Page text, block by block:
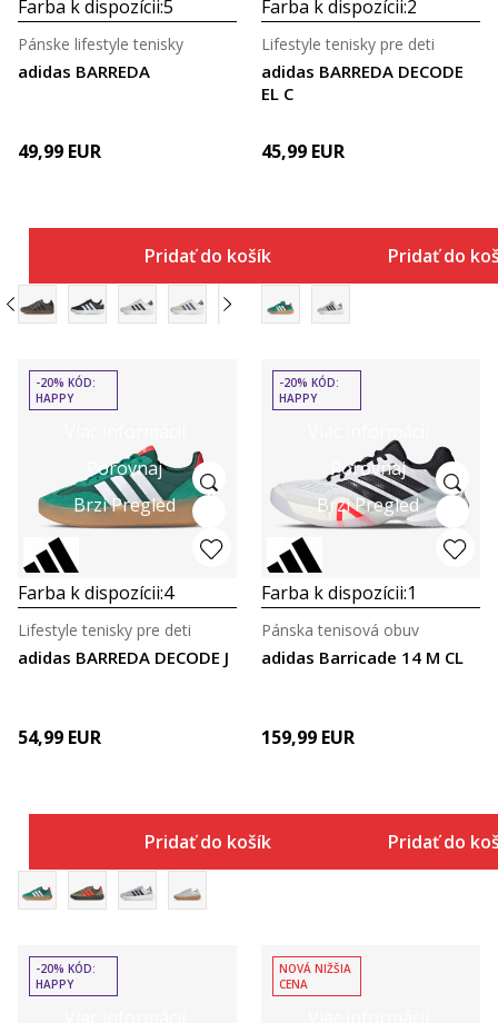
Farba k dispozícii:5
adidas BARREDA
Pánske lifestyle tenisky
49,99 EUR
Pridať do košíka
Farba k dispozícii:2
adidas BARREDA DECODE
EL C
Lifestyle tenisky pre deti
45,99 EUR
Pridať do
Porovnaj
Brzi Pregled
-20% KÓD:
HAPPY
Farba k dispozícii:4
adidas BARREDA DECODE J
Lifestyle tenisky pre deti
54,99 EUR
Pridať do košíka
Porovnaj
Brzi Pregled
-20% KÓD:
HAPPY
Farba k dispozícii:1
adidas Barricade 14 M CL
Pánska tenisová obuv
159,99 EUR
Pridať do
-20% KÓD:
HAPPY
NOVÁ NIŽŠIA
CENA